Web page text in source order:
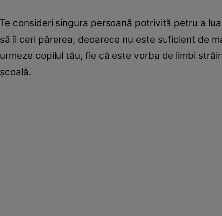
Te consideri singura persoană potrivită petru a
să îi ceri părerea, deoarece nu este suficient de
urmeze copilul tău, fie că este vorba de limbi
şcoală.